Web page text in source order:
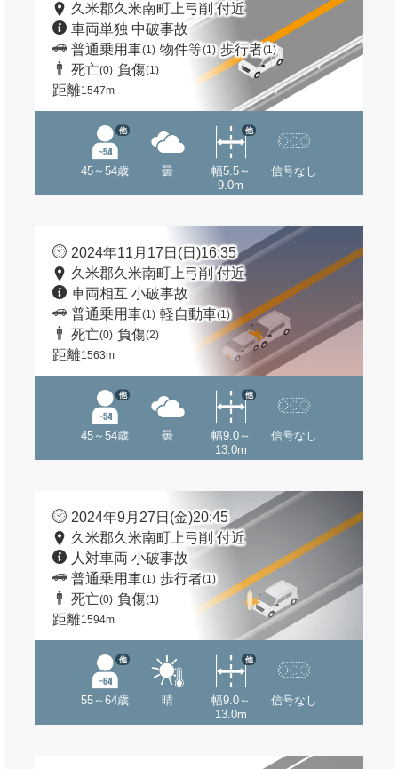
久米郡久米南町上弓削 付近
車両単独 中破事故
普通乗用車(1) 物件等(1) 歩行者(1)
死亡(0) 負傷(1)
距離1547m
45～54歳
他
曇
幅5.5～
9.0m
他
信号なし
2024年11月17日(日)16:35
久米郡久米南町上弓削 付近
車両相互 小破事故
普通乗用車(1) 軽自動車(1)
死亡(0) 負傷(2)
距離1563m
45～54歳
他
曇
幅9.0～
13.0m
他
信号なし
2024年9月27日(金)20:45
久米郡久米南町上弓削 付近
人対車両 小破事故
普通乗用車(1) 歩行者(1)
死亡(0) 負傷(1)
距離1594m
55～64歳
他
晴
幅9.0～
13.0m
他
信号なし